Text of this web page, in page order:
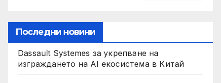
Последни новини
Dassault Systemes за укрепване на
изграждането на AI екосистема в Китай